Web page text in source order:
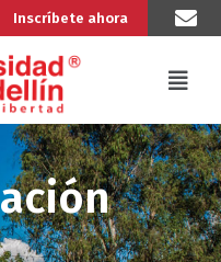
Inscríbete ahora